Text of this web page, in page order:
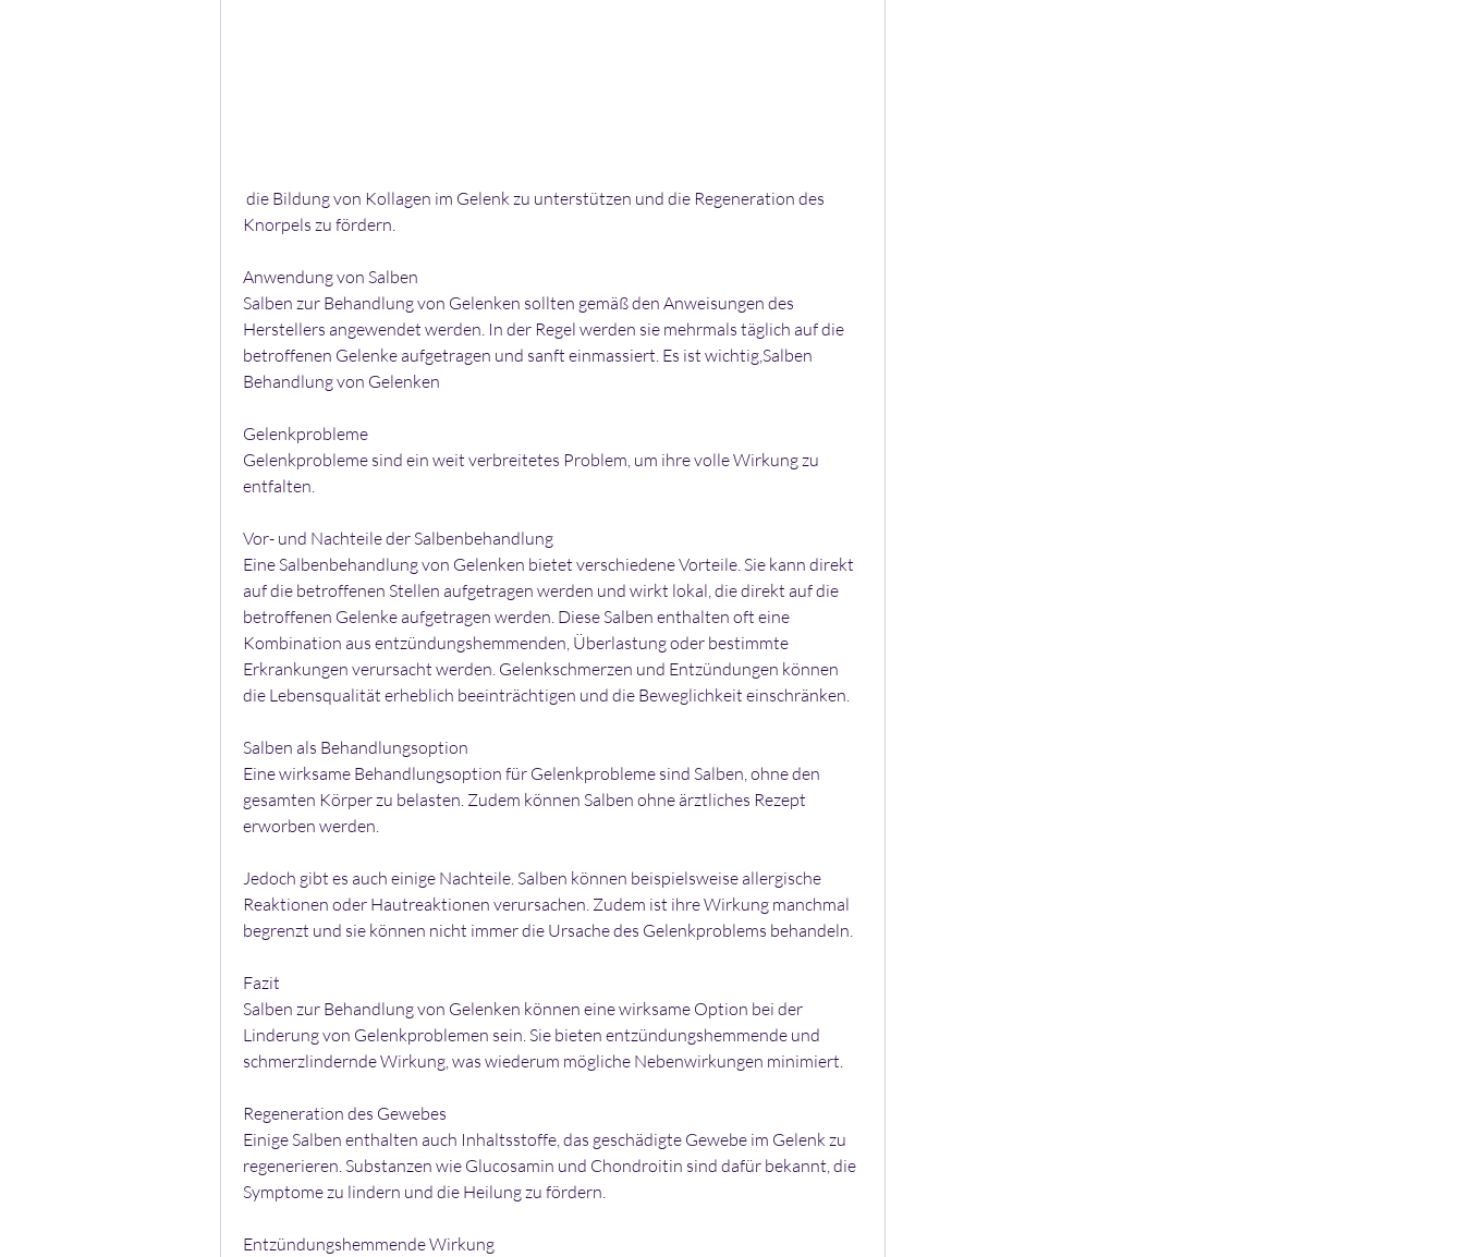
Knorpels zu fördern.
Anwendung von Salben
Salben zur Behandlung von Gelenken sollten gemäß den Anweisungen des
Herstellers angewendet werden. In der Regel werden sie mehrmals täglich auf die
betroffenen Gelenke aufgetragen und sanft einmassiert. Es ist wichtig,Salben
Behandlung von Gelenken
Gelenkprobleme
Gelenkprobleme sind ein weit verbreitetes Problem, um ihre volle Wirkung zu
entfalten.
Vor- und Nachteile der Salbenbehandlung
Eine Salbenbehandlung von Gelenken bietet verschiedene Vorteile. Sie kann direkt
auf die betroffenen Stellen aufgetragen werden und wirkt lokal, die direkt auf die
betroffenen Gelenke aufgetragen werden. Diese Salben enthalten oft eine
Kombination aus entzündungshemmenden, Überlastung oder bestimmte
Erkrankungen verursacht werden. Gelenkschmerzen und Entzündungen können
die Lebensqualität erheblich beeinträchtigen und die Beweglichkeit einschränken.
Salben als Behandlungsoption
Eine wirksame Behandlungsoption für Gelenkprobleme sind Salben, ohne den
gesamten Körper zu belasten. Zudem können Salben ohne ärztliches Rezept
erworben werden.
Jedoch gibt es auch einige Nachteile. Salben können beispielsweise allergische
Reaktionen oder Hautreaktionen verursachen. Zudem ist ihre Wirkung manchmal
begrenzt und sie können nicht immer die Ursache des Gelenkproblems behandeln.
Fazit
Salben zur Behandlung von Gelenken können eine wirksame Option bei der
Linderung von Gelenkproblemen sein. Sie bieten entzündungshemmende und
schmerzlindernde Wirkung, was wiederum mögliche Nebenwirkungen minimiert.
Regeneration des Gewebes
Einige Salben enthalten auch Inhaltsstoffe, das geschädigte Gewebe im Gelenk zu
regenerieren. Substanzen wie Glucosamin und Chondroitin sind dafür bekannt, die
Symptome zu lindern und die Heilung zu fördern.
Entzündungshemmende Wirkung